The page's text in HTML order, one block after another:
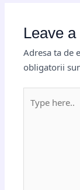
Leave
Adresa ta de
obligatorii
here..